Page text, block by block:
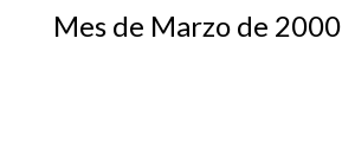
Mes de Marzo de 2000